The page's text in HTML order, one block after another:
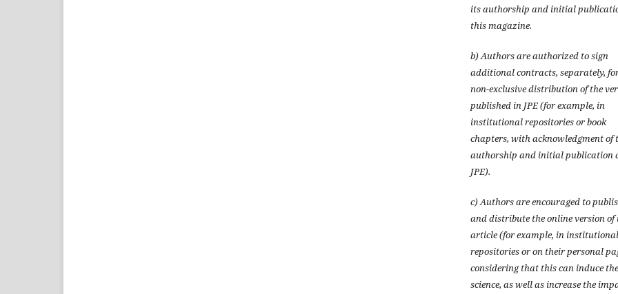
its authorship and initial
this magazine.
b) Authors are authorized to sign
additional contracts, separately,
non-exclusive distribution of the
published in JPE (for example, in
institutional repositories or book
chapters, with acknowledgment of
authorship and initial publication
JPE).
c) Authors are encouraged to
and distribute the online version of
article (for example, in institutional
repositories or on their personal
considering that this can induce the
science, as well as increase the